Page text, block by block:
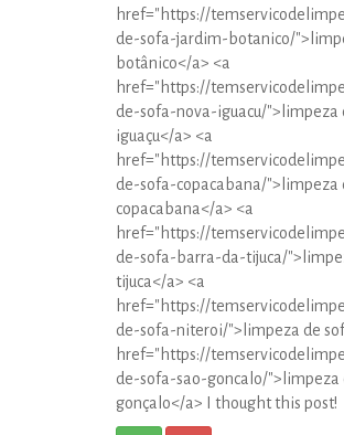
href="https://
de-sofa-jardim-botanico/
botânico</a> <a
href="https://
de-sofa-nova-iguacu/">limpeza
iguaçu</a> <a
href="https://
de-sofa-copacabana/">limpeza
copacabana</a> <a
href="https://
de-sofa-barra-da-tijuca/
tijuca</a> <a
href="https://
de-sofa-niteroi/">limpeza de
href="https://
de-sofa-sao-goncalo/">limpeza
gonçalo</a> I thought this post!